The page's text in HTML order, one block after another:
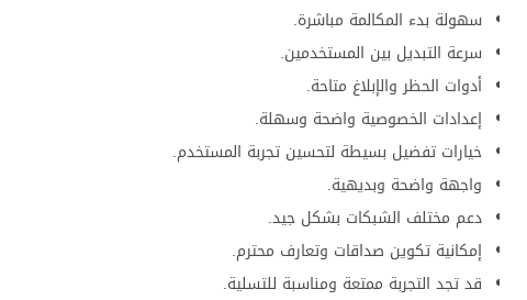
سهولة بدء المكالمة مباشرة.
سرعة التبديل بين المستخدمين.
أدوات الحظر والإبلاغ متاحة.
إعدادات الخصوصية واضحة وسهلة.
خيارات تفضيل بسيطة لتحسين تجربة المستخدم.
واجهة واضحة وبديهية.
دعم مختلف الشبكات بشكل جيد.
إمكانية تكوين صداقات وتعارف محترم.
قد تجد التجربة ممتعة ومناسبة للتسلية.